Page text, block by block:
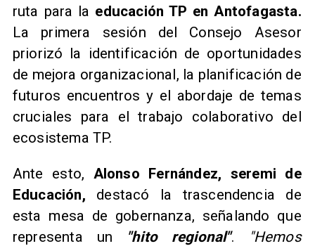
ruta para la educación TP en Antofagasta.
La primera sesión del Consejo Asesor
priorizó la identificación de oportunidades
de mejora organizacional, la planificación de
futuros encuentros y el abordaje de temas
cruciales para el trabajo colaborativo del
ecosistema TP.
Ante esto, Alonso Fernández, seremi de
Educación, destacó la trascendencia de
esta mesa de gobernanza, señalando que
representa un
"hito regional". "Hemos